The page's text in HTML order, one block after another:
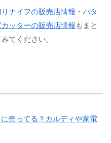
ナイフの販売店情報 ・ バタ
ッターの販売店情報 もまと
てください。
売ってる？カルディや家電